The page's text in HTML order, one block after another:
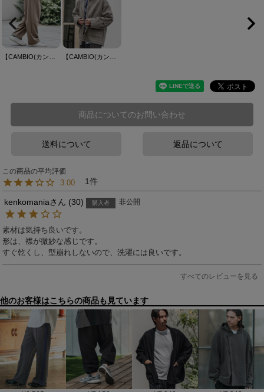
商品についてのお問い合わせ
送料について 返品について
3.00 1
kenkomania 30 購入者 非公開
素材は気持ち良いです。
形は、襟が微妙な感じです。
すぐ乾くし、型崩れしないので、洗濯には良いです。
すべてのレビューを見る
他のお客様はこちらの商品も見ています